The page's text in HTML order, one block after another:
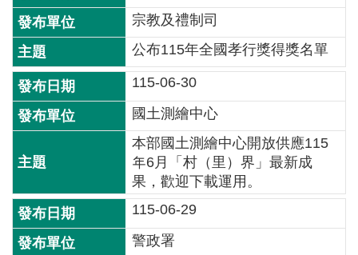
策
政
府
網
站
資
開
宣
告
宗教及禮制司
公布115年全國孝行獎得獎名單
115-06-30
國土測繪中心
本部國土測繪中心開放供應115
年6月「村（里）界」最新成
果，歡迎下載運用。
115-06-29
警政署